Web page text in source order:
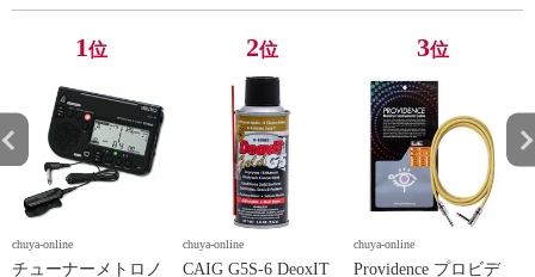
1位
chuya-online
チューナーメトロノ
2位
chuya-online
CAIG G5S-6 DeoxIT
3位
chuya-online
Providence プロビデ